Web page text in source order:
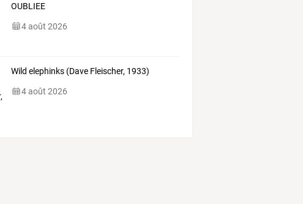
OUBLIEE
4 août 2026
Wild elephinks (Dave Fleischer, 1933)
4 août 2026